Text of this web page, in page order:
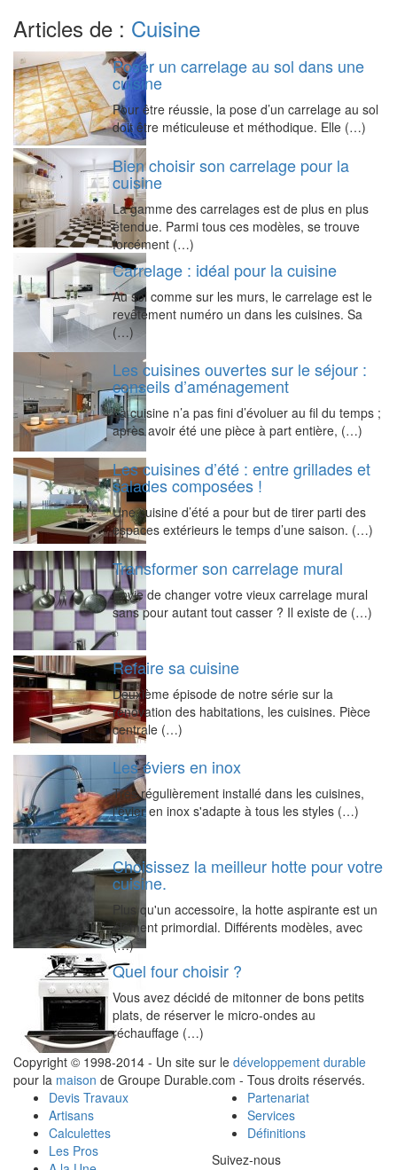
Articles de : Cuisine
Poser un carrelage au sol dans une
cuisine
Pour être réussie, la pose d’un carrelage au sol
doit être méticuleuse et méthodique. Elle (…)
Bien choisir son carrelage pour la
cuisine
La gamme des carrelages est de plus en plus
étendue. Parmi tous ces modèles, se trouve
forcément (…)
Carrelage : idéal pour la cuisine
Au sol comme sur les murs, le carrelage est le
revêtement numéro un dans les cuisines. Sa
(…)
Les cuisines ouvertes sur le séjour :
conseils d’aménagement
La cuisine n’a pas fini d’évoluer au fil du temps ;
après avoir été une pièce à part entière, (…)
Les cuisines d’été : entre grillades et
salades composées !
Une cuisine d’été a pour but de tirer parti des
espaces extérieurs le temps d’une saison. (…)
Transformer son carrelage mural
Envie de changer votre vieux carrelage mural
sans pour autant tout casser ? Il existe de (…)
Refaire sa cuisine
Deuxième épisode de notre série sur la
rénovation des habitations, les cuisines. Pièce
centrale (…)
Les éviers en inox
Très régulièrement installé dans les cuisines,
l'évier en inox s'adapte à tous les styles (…)
Choisissez la meilleur hotte pour votre
cuisine.
Plus qu'un accessoire, la hotte aspirante est un
élément primordial. Différents modèles, avec
(…)
Quel four choisir ?
Vous avez décidé de mitonner de bons petits
plats, de réserver le micro-ondes au
réchauffage (…)
Copyright © 1998-2014 - Un site sur le développement durable
pour la maison de Groupe Durable.com - Tous droits réservés.
Devis Travaux
Artisans
Calculettes
Les Pros
Partenariat
Services
Définitions
Suivez-nous